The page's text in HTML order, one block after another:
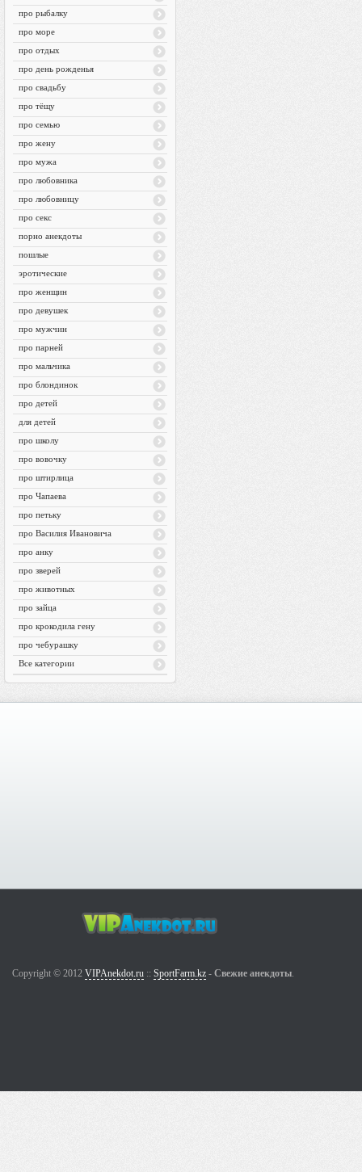
про рыбалку
про море
про отдых
про день рожденья
про свадьбу
про тёщу
про семью
про жену
про мужа
про любовника
про любовницу
про секс
порно анекдоты
пошлые
эротические
про женщин
про девушек
про мужчин
про парней
про мальчика
про блондинок
про детей
для детей
про школу
про вовочку
про штирлица
про Чапаева
про петьку
про Василия Ивановича
про анку
про зверей
про животных
про зайца
про крокодила гену
про чебурашку
Все категории
Copyright © 2012 VIPAnekdot.ru :: SportFarm.kz - Свежие анекдоты.